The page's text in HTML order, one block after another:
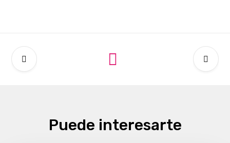
Puede interesarte